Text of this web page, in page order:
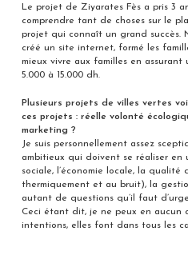
Le projet de Ziyarates Fès a pris 3
comprendre tant de choses sur le
projet qui connaît un grand succès.
créé un site internet, formé les
mieux vivre aux familles en
5.000 à 15.000 dh.
Plusieurs projets de villes vertes
ces projets : réelle volonté
marketing ?
Je suis personnellement assez
ambitieux qui doivent se réaliser en
sociale, l’économie locale, la qualité
thermiquement et au bruit), la
autant de questions qu’il faut
Ceci étant dit, je ne peux en aucun
intentions, elles font dans tous les